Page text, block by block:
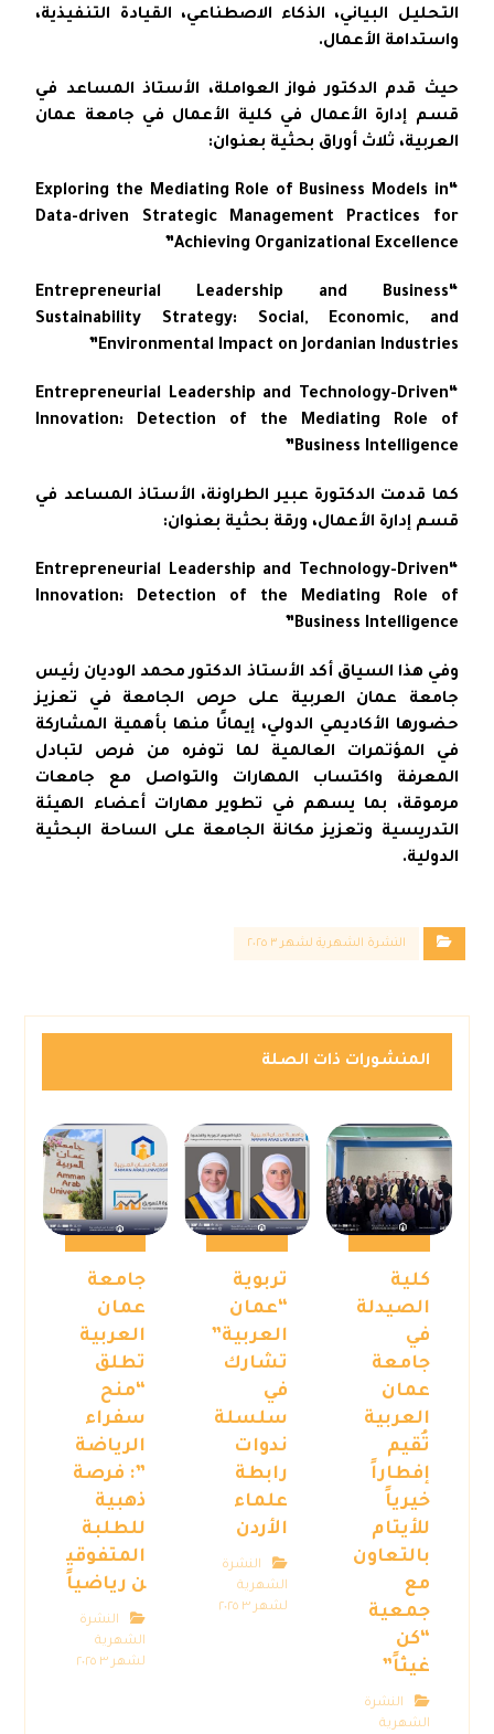
التحليل البياني، الذكاء الاصطناعي، القيادة التنفيذية،
واستدامة الأعمال.
حيث قدم الدكتور فواز العواملة، الأستاذ المساعد في
قسم إدارة الأعمال في كلية الأعمال في جامعة عمان
العربية، ثلاث أوراق بحثية بعنوان:
“Exploring the Mediating Role of Business Models in
Data-driven Strategic Management Practices for
Achieving Organizational Excellence”
“Entrepreneurial Leadership and Business
Sustainability Strategy: Social, Economic, and
Environmental Impact on Jordanian Industries”
“Entrepreneurial Leadership and Technology-Driven
Innovation: Detection of the Mediating Role of
Business Intelligence”
كما قدمت الدكتورة عبير الطراونة، الأستاذ المساعد في
قسم إدارة الأعمال، ورقة بحثية بعنوان:
“Entrepreneurial Leadership and Technology-Driven
Innovation: Detection of the Mediating Role of
Business Intelligence”
وفي هذا السياق أكد الأستاذ الدكتور محمد الوديان رئيس
جامعة عمان العربية على حرص الجامعة في تعزيز
حضورها الأكاديمي الدولي، إيمانًا منها بأهمية المشاركة
في المؤتمرات العالمية لما توفره من فرص لتبادل
المعرفة واكتساب المهارات والتواصل مع جامعات
مرموقة، بما يسهم في تطوير مهارات أعضاء الهيئة
التدريسية وتعزيز مكانة الجامعة على الساحة البحثية
الدولية.
النشرة الشهرية لشهر ٣ ٢٠٢٥
المنشورات ذات الصلة
كلية
الصيدلة
في
جامعة
عمان
العربية
تُقيم
إفطاراً
خيرياً
للأيتام
بالتعاون
مع
جمعية
“كن
غيثاً”
النشرة
الشهرية
تربوية
“عمان
العربية”
تشارك
في
سلسلة
ندوات
رابطة
علماء
الأردن
النشرة
الشهرية
لشهر ٣ ٢٠٢٥
جامعة
عمان
العربية
تطلق
“منح
سفراء
الرياضة
”: فرصة
ذهبية
للطلبة
المتفوقي
ن رياضياً
النشرة
الشهرية
لشهر ٣ ٢٠٢٥